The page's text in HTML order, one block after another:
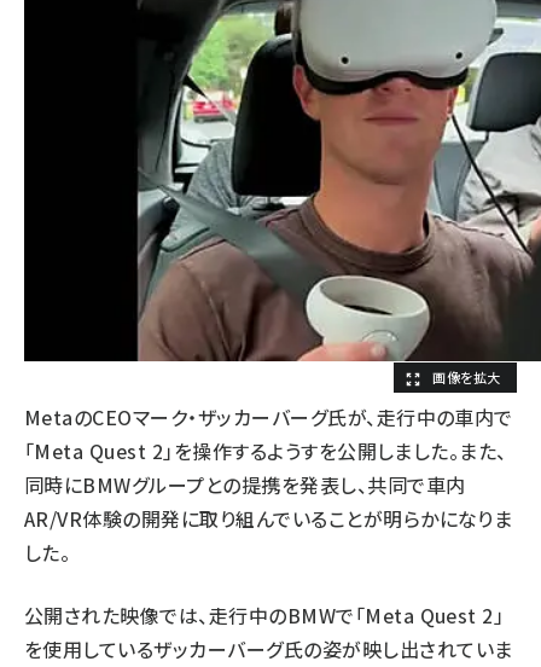
MetaのCEOマーク・ザッカーバーグ氏が、走行中の車内で
「Meta Quest 2」を操作するようすを公開しました。また、
同時にBMWグループとの提携を発表し、共同で車内
AR/VR体験の開発に取り組んでいることが明らかになりま
した。
公開された映像では、走行中のBMWで「Meta Quest 2」
を使用しているザッカーバーグ氏の姿が映し出されていま